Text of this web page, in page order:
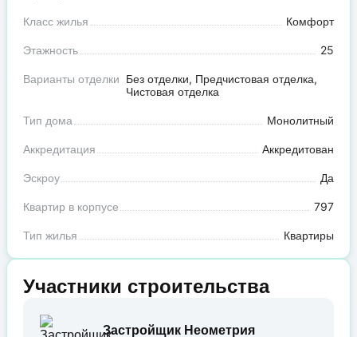
Класс жилья Комфорт
Этажность 25
Варианты отделки Без отделки, Предчистовая отделка,
Чистовая отделка
Тип дома Монолитный
Аккредитация Аккредитован
Эскроу Да
Квартир в корпусе 797
Тип жилья Квартиры
Участники строительства
Застройщик Неометрия